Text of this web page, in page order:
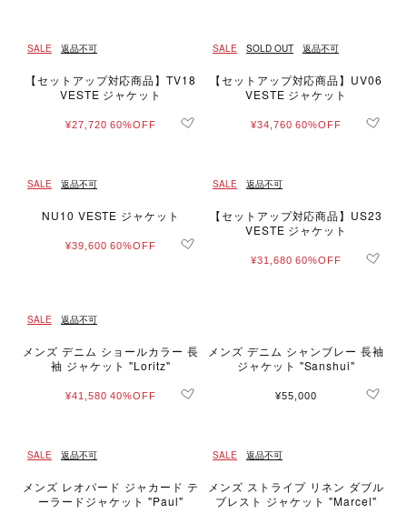
SALE 返品不可
【セットアップ対応商品】TV18
VESTE ジャケット
¥27,720 60%OFF
SALE SOLD OUT 返品不可
【セットアップ対応商品】UV06
VESTE ジャケット
¥34,760 60%OFF
SALE 返品不可
NU10 VESTE ジャケット
¥39,600 60%OFF
SALE 返品不可
【セットアップ対応商品】US23
VESTE ジャケット
¥31,680 60%OFF
SALE 返品不可
メンズ デニム ショールカラー 長
袖 ジャケット "Loritz"
¥41,580 40%OFF
メンズ デニム シャンブレー 長袖
ジャケット "Sanshui"
¥55,000
SALE 返品不可
メンズ レオパード ジャカード テ
ーラードジャケット "Paul"
SALE 返品不可
メンズ ストライプ リネン ダブル
ブレスト ジャケット "Marcel"